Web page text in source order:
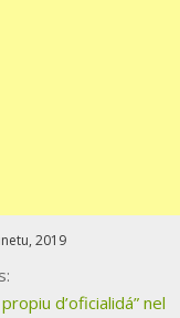
2019
d’oficialidá” nel